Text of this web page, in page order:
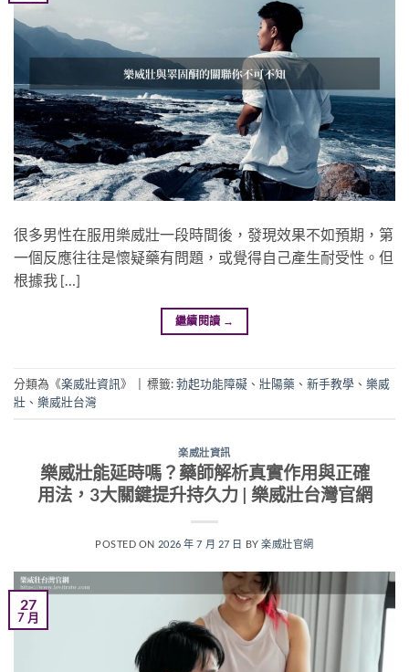
很多男性在服用樂威壯一段時間後，發現效果不如預期，第
一個反應往往是懷疑藥有問題，或覺得自己產生耐受性。但
根據我 […]
繼續閱讀 →
分類為《楽威壯資訊》 標籤:勃起功能障礙 、 壯陽藥 、 新手教學 、 樂威
壯 、 樂威壯台灣
楽威壯資訊
樂威壯能延時嗎？藥師解析真實作用與正確
用法，3大關鍵提升持久力 | 樂威壯台灣官網
POSTED ON 2026 年 7 月 27 日 BY楽威壯官網
27
7 月